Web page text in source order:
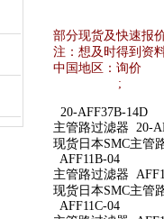
部分现货及快速报
注：想及时得到资
中国地区： 询价
;
20-AFF37B-14D
主管路过滤器 20-
现货日本SMC主管
AFF11B-04
主管路过滤器
现货日本SMC主管
AFF11C-04